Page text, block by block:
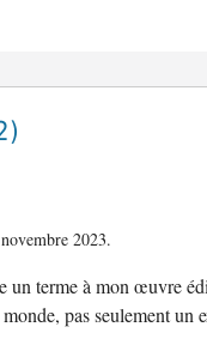
2023.
un terme à mon œuvre
pas seulement